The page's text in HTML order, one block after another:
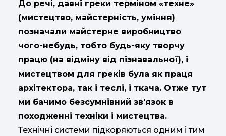
До речі, давні греки терміном «техне»
(мистецтво, майстерність, уміння)
позначали майстерне виробництво
чого-небудь, тобто будь-яку творчу
працю (на відміну від пізнавальної), і
мистецтвом для греків була як праця
архітектора, так і теслі, і ткача. Отже тут
ми бачимо безсумнівний зв'язок в
походженні техніки і мистецтва.
Технічні системи підкоряються одним і тим